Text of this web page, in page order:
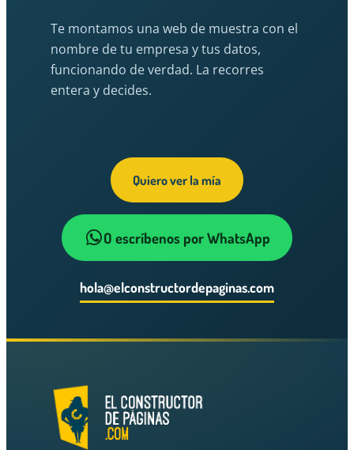
Te montamos una web de muestra con el
nombre de tu empresa y tus datos,
funcionando de verdad. La recorres
entera y decides.
Quiero ver la mía
O escríbenos por WhatsApp
hola@elconstructordepaginas.com